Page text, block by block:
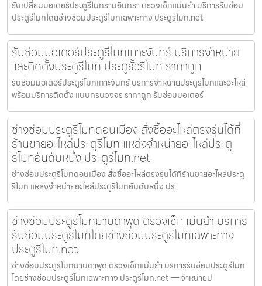
รับเปลี่ยนมอเตอร์ประตูรีโมทรามอินทรา ตรวจเช็กแม่นยำ บริการรับซ่อม
ประตูรีโมทโดยช่างซ่อมประตูรีโมทเฉพาะทาง ประตูรีโมท.net
รับซ่อมมอเตอร์ประตูรีโมทเกาะจันทร์ บริการจำหน่าย
และติดตั้งประตูรีโมท ประตูรั้วรีโมท ราคาถูก
รับซ่อมมอเตอร์ประตูรีโมทเกาะจันทร์ บริการจำหน่ายประตูรีโมทและอะไหล่
พร้อมบริการติดตั้ง แบบครบวงจร ราคาถูก รับซ่อมมอเตอร์
ช่างซ่อมประตูรีโมทดอนเมือง สั่งซื้ออะไหล่ตรงรุ่นได้ที่
ร้านขายอะไหล่ประตูรีโมท แหล่งจำหน่ายอะไหล่ประตู
รีโมทอันดับหนึ่ง ประตูรีโมท.net
ช่างซ่อมประตูรีโมทดอนเมือง สั่งซื้ออะไหล่ตรงรุ่นได้ที่ร้านขายอะไหล่ประตู
รีโมท แหล่งจำหน่ายอะไหล่ประตูรีโมทอันดับหนึ่ง ปร
ช่างซ่อมประตูรีโมทมาบตาพุด ตรวจเช็กแม่นยำ บริการ
รับซ่อมประตูรีโมทโดยช่างซ่อมประตูรีโมทเฉพาะทาง
ประตูรีโมท.net
ช่างซ่อมประตูรีโมทมาบตาพุด ตรวจเช็กแม่นยำ บริการรับซ่อมประตูรีโมท
โดยช่างซ่อมประตูรีโมทเฉพาะทาง ประตูรีโมท.net — จำหน่ายป